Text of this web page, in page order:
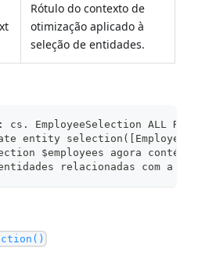
Rótulo do contexto de
otimizaçãoaplicado à
seleção de entidades.
EmployeeSelection ALL
entity selection([Employee])
$employees agora contém
relacionadas com a